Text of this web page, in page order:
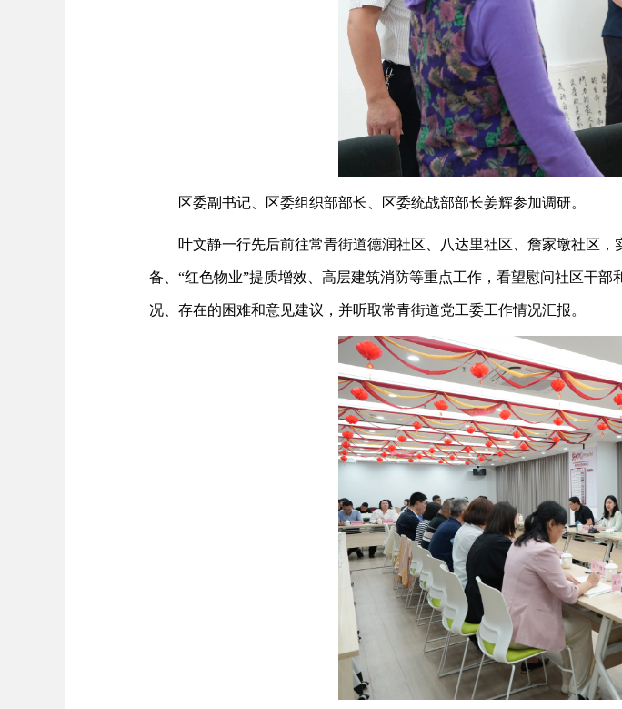
区委副书记、区委组织部部长、区委统战部部长姜辉参加调研。
叶文静一行先后前往常青街道德润社区、八达里社区、詹家墩社区
备、“红色物业”提质增效、高层建筑消防等重点工作，看望慰问社区干
况、存在的困难和意见建议，并听取常青街道党工委工作情况汇报。